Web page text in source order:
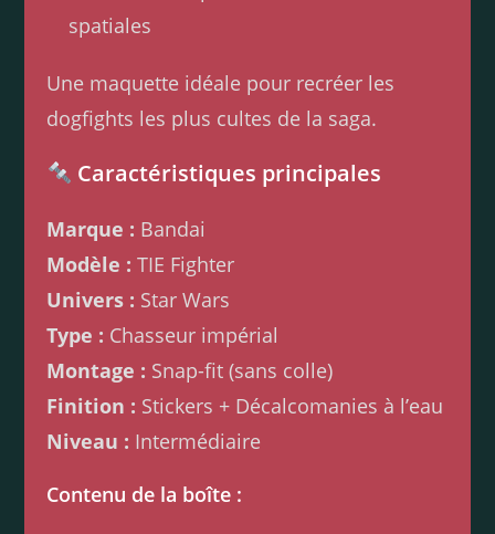
spatiales
Une maquette idéale pour recréer les
dogfights les plus cultes de la saga.
Caractéristiques principales
Marque : Bandai
Modèle : TIE Fighter
Univers : Star Wars
Type : Chasseur impérial
Montage : Snap-fit (sans colle)
Finition : Stickers + Décalcomanies à l’eau
Niveau : Intermédiaire
Contenu de la boîte :